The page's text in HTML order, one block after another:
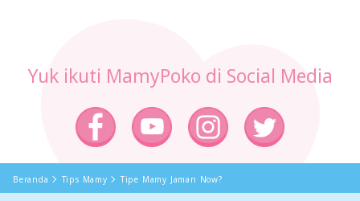
Yuk ikuti MamyPoko di Social Media
Beranda Tips Mamy Tipe Mamy Jaman Now?